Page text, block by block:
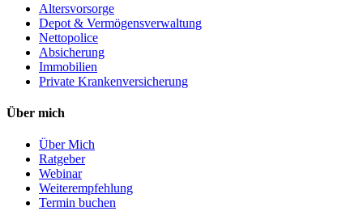
Altersvorsorge
Depot & Vermögensverwaltung
Nettopolice
Absicherung
Immobilien
Private Krankenversicherung
Über mich
Über Mich
Ratgeber
Webinar
Weiterempfehlung
Termin buchen